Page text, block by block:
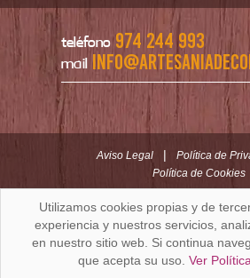
teléfono 974 244 993
mail
Aviso Legal | Política de
Política de Cookies
C/ Padre Huesca nº 30 | Oficina C/
Huesca (España)
Utilizamos cookies propias y de
experiencia y nuestros servicios,
en nuestro sitio web. Si continua
que acepta su uso. Ver